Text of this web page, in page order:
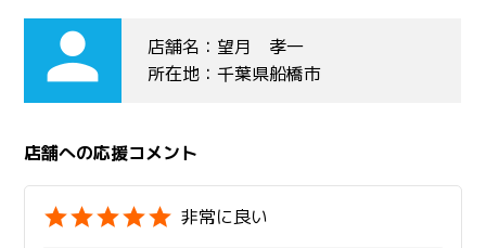
person
店舗名：望月 孝一
所在地：千葉県船橋市
店舗への応援コメント
非常に良い